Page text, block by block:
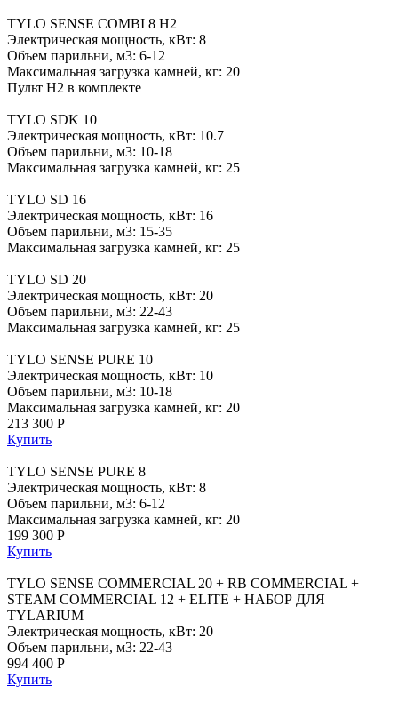
TYLO SENSE COMBI 8 H2
Электрическая мощность, кВт: 8
Объем парильни, м3: 6-12
Максимальная загрузка камней, кг: 20
Пульт H2 в комплекте
TYLO SDK 10
Электрическая мощность, кВт: 10.7
Объем парильни, м3: 10-18
Максимальная загрузка камней, кг: 25
TYLO SD 16
Электрическая мощность, кВт: 16
Объем парильни, м3: 15-35
Максимальная загрузка камней, кг: 25
TYLO SD 20
Электрическая мощность, кВт: 20
Объем парильни, м3: 22-43
Максимальная загрузка камней, кг: 25
TYLO SENSE PURE 10
Электрическая мощность, кВт: 10
Объем парильни, м3: 10-18
Максимальная загрузка камней, кг: 20
213 300 Р
Купить
TYLO SENSE PURE 8
Электрическая мощность, кВт: 8
Объем парильни, м3: 6-12
Максимальная загрузка камней, кг: 20
199 300 Р
Купить
TYLO SENSE COMMERCIAL 20 + RB COMMERCIAL +
STEAM COMMERCIAL 12 + ELITE + НАБОР ДЛЯ
TYLARIUM
Электрическая мощность, кВт: 20
Объем парильни, м3: 22-43
994 400 Р
Купить